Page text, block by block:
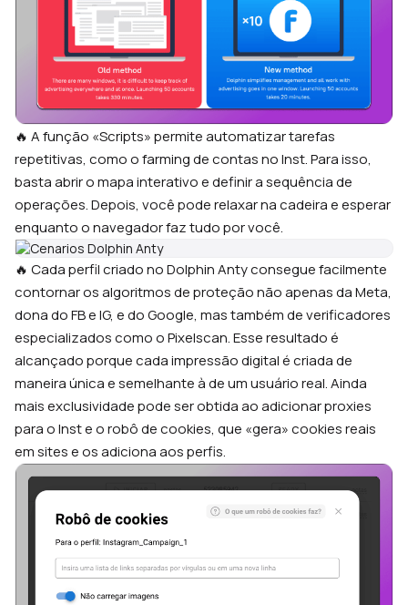
🔥 A função «Scripts» permite automatizar tarefas
repetitivas, como o farming de contas no Inst. Para isso,
basta abrir o mapa interativo e definir a sequência de
operações. Depois, você pode relaxar na cadeira e esperar
enquanto o navegador faz tudo por você.
🔥 Cada perfil criado no Dolphin Anty consegue facilmente
contornar os algoritmos de proteção não apenas da Meta,
dona do FB e IG, e do Google, mas também de verificadores
especializados como o Pixelscan. Esse resultado é
alcançado porque cada impressão digital é criada de
maneira única e semelhante à de um usuário real. Ainda
mais exclusividade pode ser obtida ao adicionar proxies
para o Inst e o robô de cookies, que «gera» cookies reais
em sites e os adiciona aos perfis.